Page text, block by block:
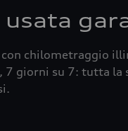
usata
con chilometraggio
giorni su 7: tutta la